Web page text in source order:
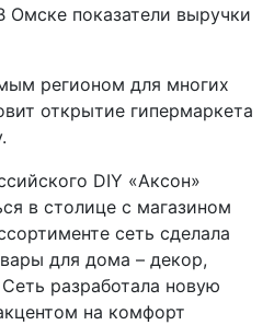
Омске показатели выручки
регионом для многих
открытие гипермаркета
DIY «Аксон»
в столице с магазином
сеть сделала
для дома – декор,
разработала новую
на комфорт